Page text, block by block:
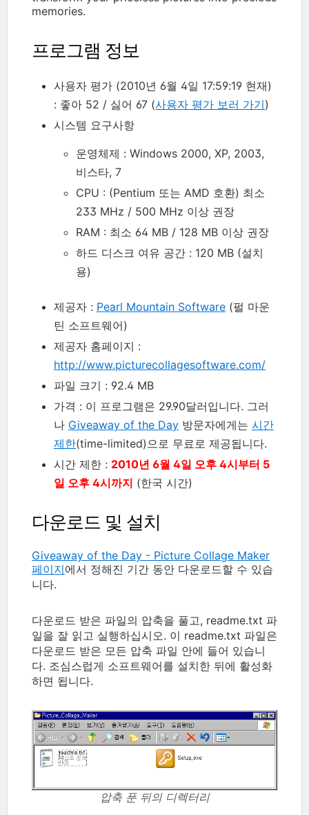
memories.
프로그램 정보
사용자 평가 (2010년 6월 4일 17:59:19 현재)
: 좋아 52 / 싫어 67 (사용자 평가 보러 가기)
시스템 요구사항
운영체제 : Windows 2000, XP, 2003,
비스타, 7
CPU : (Pentium 또는 AMD 호환) 최소
233 MHz / 500 MHz 이상 권장
RAM : 최소 64 MB / 128 MB 이상 권장
하드 디스크 여유 공간 : 120 MB (설치
용)
제공자 : Pearl Mountain Software (펄 마운
틴 소프트웨어)
제공자 홈페이지 :
http://www.picturecollagesoftware.com/
파일 크기 : 92.4 MB
가격 : 이 프로그램은 29.90달러입니다. 그러
나 Giveaway of the Day 방문자에게는 시간
제한(time-limited)으로 무료로 제공됩니다.
시간 제한 : 2010년 6월 4일 오후 4시부터 5
일 오후 4시까지 (한국 시간)
다운로드 및 설치
Giveaway of the Day - Picture Collage Maker
페이지에서 정해진 기간 동안 다운로드할 수 있습
니다.
다운로드 받은 파일의 압축을 풀고, readme.txt 파
일을 잘 읽고 실행하십시오. 이 readme.txt 파일은
다운로드 받은 모든 압축 파일 안에 들어 있습니
다. 조심스럽게 소프트웨어를 설치한 뒤에 활성화
하면 됩니다.
압축 푼 뒤의 디렉터리